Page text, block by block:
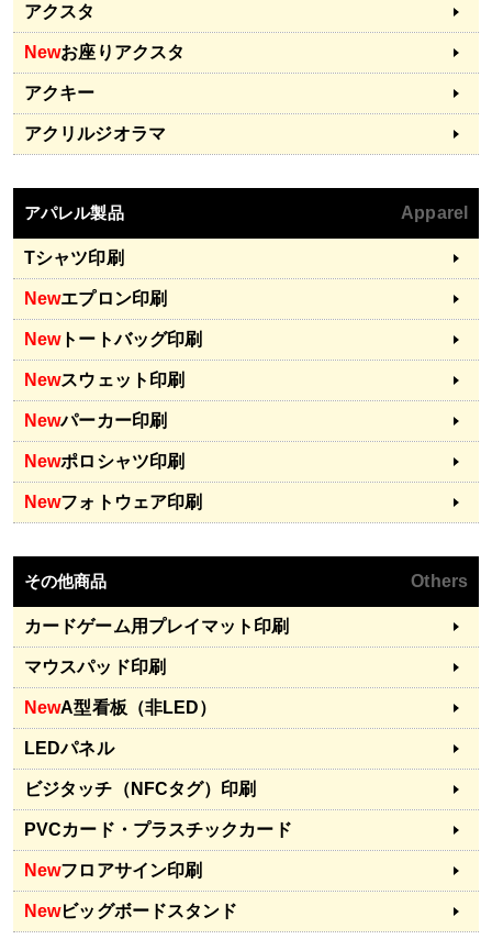
アクスタ
Newお座りアクスタ
アクキー
アクリルジオラマ
アパレル製品 Apparel
Tシャツ印刷
Newエプロン印刷
Newトートバッグ印刷
Newスウェット印刷
Newパーカー印刷
Newポロシャツ印刷
Newフォトウェア印刷
その他商品 Others
カードゲーム用プレイマット印刷
マウスパッド印刷
NewA型看板（非LED）
LEDパネル
ビジタッチ（NFCタグ）印刷
PVCカード・プラスチックカード
Newフロアサイン印刷
Newビッグボードスタンド